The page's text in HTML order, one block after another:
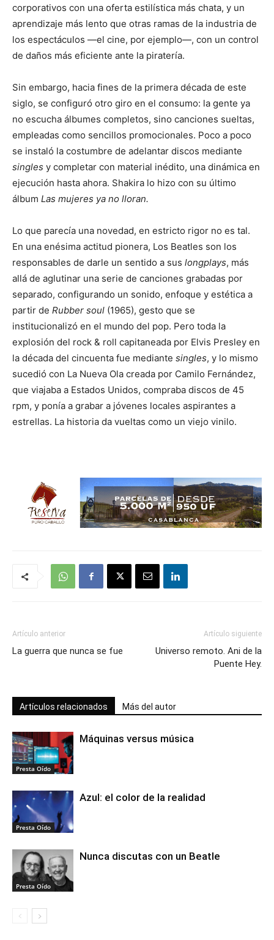
corporativos con una oferta estilística más chata, y un
aprendizaje más lento que otras ramas de la industria de
los espectáculos —el cine, por ejemplo—, con un control
de daños más eficiente ante la piratería.
Sin embargo, hacia fines de la primera década de este
siglo, se configuró otro giro en el consumo: la gente ya
no escucha álbumes completos, sino canciones sueltas,
empleadas como sencillos promocionales. Poco a poco
se instaló la costumbre de adelantar discos mediante
singles y completar con material inédito, una dinámica en
ejecución hasta ahora. Shakira lo hizo con su último
álbum Las mujeres ya no lloran.
Lo que parecía una novedad, en estricto rigor no es tal.
En una enésima actitud pionera, Los Beatles son los
responsables de darle un sentido a sus longplays, más
allá de aglutinar una serie de canciones grabadas por
separado, configurando un sonido, enfoque y estética a
partir de Rubber soul (1965), gesto que se
institucionalizó en el mundo del pop. Pero toda la
explosión del rock & roll capitaneada por Elvis Presley en
la década del cincuenta fue mediante singles, y lo mismo
sucedió con La Nueva Ola creada por Camilo Fernández,
que viajaba a Estados Unidos, compraba discos de 45
rpm, y ponía a grabar a jóvenes locales aspirantes a
estrellas. La historia da vueltas como un viejo vinilo.
Artículo anterior
La guerra que nunca se fue
Artículo siguiente
Universo remoto. Ani de la
Puente Hey.
Artículos relacionados Más del autor
Presta Oído
Máquinas versus música
Presta Oído
Azul: el color de la realidad
Presta Oído
Nunca discutas con un Beatle